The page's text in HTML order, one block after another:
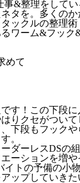
事&整理をして
タを。多くの
ックルの整理
ワーム&フック
めて
す！この下段
りクセがつい
下段もフック
。
ダーレスDSの
ーションを増
トの予備の小
ップしていきた